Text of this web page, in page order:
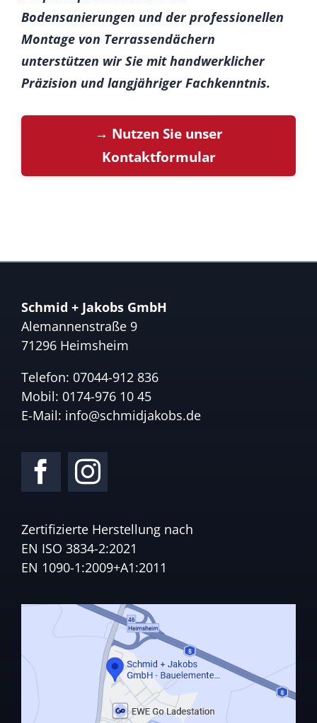
Bodensanierungen und der professionellen
Montage von Terrassendächern
unterstützen wir Sie mit handwerklicher
Präzision und langjähriger Fachkenntnis.
→ Nutzen Sie unser
Kontaktformular
Schmid + Jakobs GmbH
Alemannenstraße 9
71296 Heimsheim
Telefon: 07044-912 836
Mobil: 0174-976 10 45
E-Mail: info@schmidjakobs.de
Zertifizierte Herstellung nach
EN ISO 3834-2:2021
EN 1090-1:2009+A1:2011